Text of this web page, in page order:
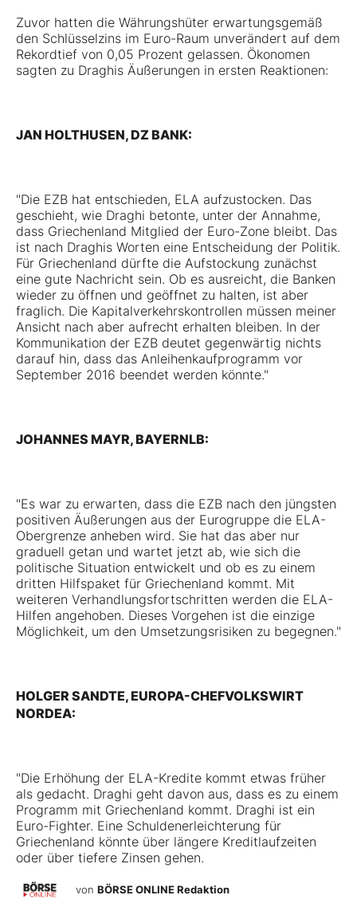
Zuvor hatten die Währungshüter erwartungsgemäß
den Schlüsselzins im Euro-Raum unverändert auf dem
Rekordtief von 0,05 Prozent gelassen. Ökonomen
sagten zu Draghis Äußerungen in ersten Reaktionen:
JAN HOLTHUSEN, DZ BANK:
"Die EZB hat entschieden, ELA aufzustocken. Das
geschieht, wie Draghi betonte, unter der Annahme,
dass Griechenland Mitglied der Euro-Zone bleibt. Das
ist nach Draghis Worten eine Entscheidung der Politik.
Für Griechenland dürfte die Aufstockung zunächst
eine gute Nachricht sein. Ob es ausreicht, die Banken
wieder zu öffnen und geöffnet zu halten, ist aber
fraglich. Die Kapitalverkehrskontrollen müssen meiner
Ansicht nach aber aufrecht erhalten bleiben. In der
Kommunikation der EZB deutet gegenwärtig nichts
darauf hin, dass das Anleihenkaufprogramm vor
September 2016 beendet werden könnte."
JOHANNES MAYR, BAYERNLB:
"Es war zu erwarten, dass die EZB nach den jüngsten
positiven Äußerungen aus der Eurogruppe die ELA-
Obergrenze anheben wird. Sie hat das aber nur
graduell getan und wartet jetzt ab, wie sich die
politische Situation entwickelt und ob es zu einem
dritten Hilfspaket für Griechenland kommt. Mit
weiteren Verhandlungsfortschritten werden die ELA-
Hilfen angehoben. Dieses Vorgehen ist die einzige
Möglichkeit, um den Umsetzungsrisiken zu begegnen."
HOLGER SANDTE, EUROPA-CHEFVOLKSWIRT
NORDEA:
"Die Erhöhung der ELA-Kredite kommt etwas früher
als gedacht. Draghi geht davon aus, dass es zu einem
Programm mit Griechenland kommt. Draghi ist ein
Euro-Fighter. Eine Schuldenerleichterung für
Griechenland könnte über längere Kreditlaufzeiten
oder über tiefere Zinsen gehen.
von BÖRSE ONLINE Redaktion